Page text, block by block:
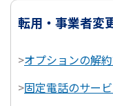
転用・事業者変
>オプションの解
>固定電話のサー